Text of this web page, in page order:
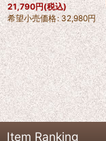
21,790円(税込)
希望小売価格: 32,980円
Item Ranking